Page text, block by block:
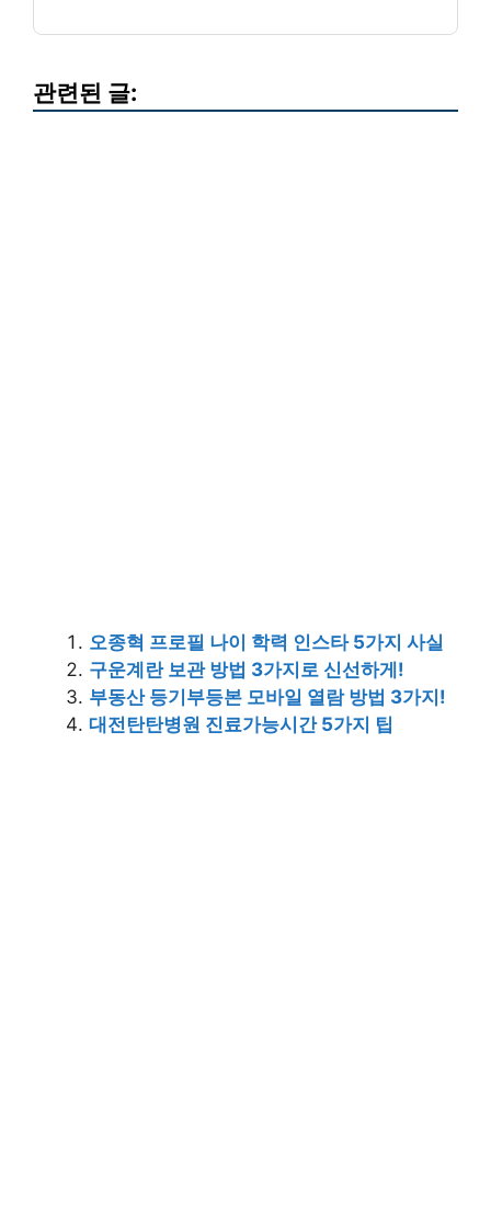
관련된 글:
오종혁 프로필 나이 학력 인스타 5가지 사실
구운계란 보관 방법 3가지로 신선하게!
부동산 등기부등본 모바일 열람 방법 3가지!
대전탄탄병원 진료가능시간 5가지 팁